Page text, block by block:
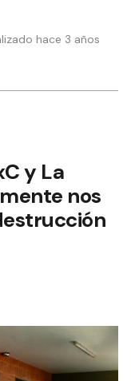
hace 3 años
y La
nos